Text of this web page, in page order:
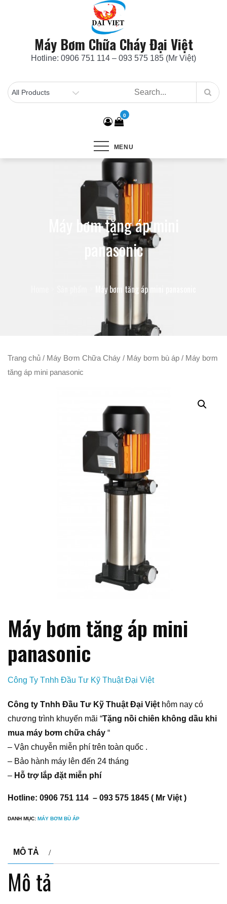
Máy Bơm Chữa Cháy Đại Việt
Hotline: 0906 751 114 – 093 575 185 (Mr Việt)
0
MENU
Máy bơm tăng áp mini
panasonic
Máy bơm tăng áp mini panasonic
Trang chủ / Máy Bơm Chữa Cháy / Máy bơm bù áp / Máy bơm
tăng áp mini panasonic
Máy bơm tăng áp mini
panasonic
Công Ty Tnhh Đầu Tư Kỹ Thuật Đại Việt
Công ty Tnhh Đầu Tư Kỹ Thuật Đại Việt hôm nay có
chương trình khuyến mãi “Tặng nồi chiên không dầu khi
mua máy bơm chữa cháy “
– Vận chuyễn miễn phí trên toàn quốc .
– Bảo hành máy lên đến 24 tháng
– Hỗ trợ lắp đặt miễn phí
Hotline: 0906 751 114 – 093 575 1845 ( Mr Việt )
DANH MỤC: MÁY BƠM BÙ ÁP
MÔ TẢ
Mô tả